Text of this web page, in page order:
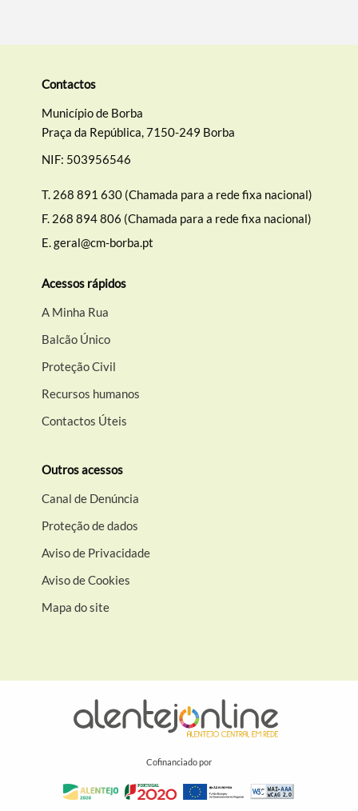
Contactos
Município de Borba
Praça da República, 7150-249 Borba
NIF: 503956546
T. 268 891 630 (Chamada para a rede fixa nacional)
F. 268 894 806 (Chamada para a rede fixa nacional)
E.geral@cm-borba.pt
Acessos rápidos
A Minha Rua
Balcão Único
Proteção Civil
Recursos humanos
Contactos Úteis
Outros acessos
Canal de Denúncia
Proteção de dados
Aviso de Privacidade
Aviso de Cookies
Mapa do site
Cofinanciado por